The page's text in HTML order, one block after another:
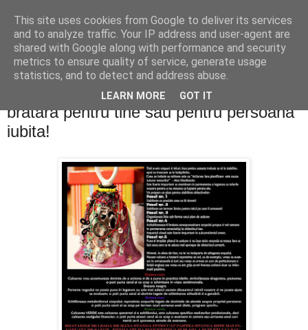
PentruDive.ro
luni, 6 februarie 2012
Concurs Valentine's Day: castiga o
bratara pentru tine sau pentru persoana
iubita!
This site uses cookies from Google to deliver its services
and to analyze traffic. Your IP address and user-agent are
shared with Google along with performance and security
metrics to ensure quality of service, generate usage
statistics, and to detect and address abuse.
LEARN MORE GOT IT